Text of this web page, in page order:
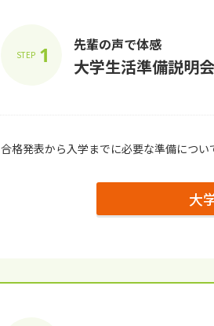
STEP 1 先輩の声で体感
大学生活準備説明
合格発表から入学までに必要な準備につい
大